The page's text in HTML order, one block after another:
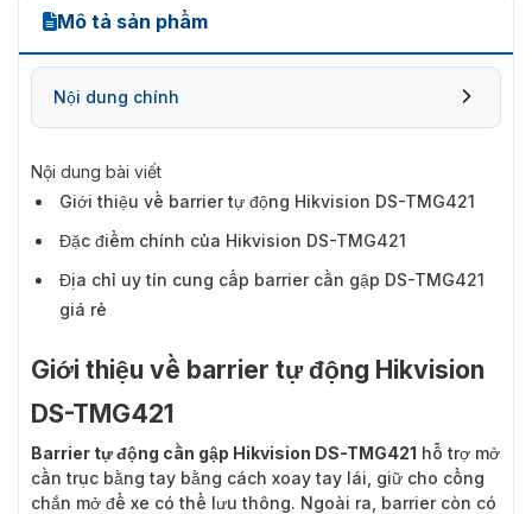
Mô tả sản phẩm
Nội dung chính
Nội dung bài viết
Giới thiệu về barrier tự động Hikvision DS-TMG421
Đặc điểm chính của Hikvision DS-TMG421
Địa chỉ uy tín cung cấp barrier cần gập DS-TMG421
giá rẻ
Giới thiệu về barrier tự động Hikvision
DS-TMG421
Barrier tự động cần gập Hikvision DS-TMG421 hỗ trợ mở
cần trục bằng tay bằng cách xoay tay lái, giữ cho cổng
chắn mở để xe có thể lưu thông. Ngoài ra, barrier còn có